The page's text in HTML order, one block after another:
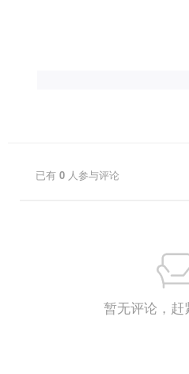
已有 0人参与评论
暂无评论，赶